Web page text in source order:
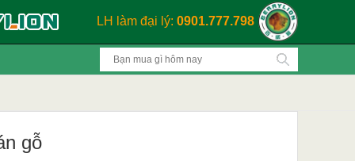
LH làm đại lý: 0901.777.798
gỗ